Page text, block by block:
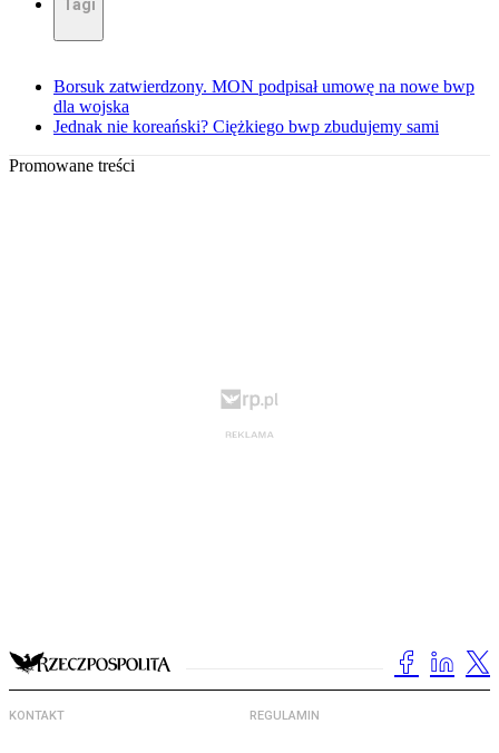
Tagi
Borsuk zatwierdzony. MON podpisał umowę na nowe bwp
dla wojska
Jednak nie koreański? Ciężkiego bwp zbudujemy sami
Promowane treści
KONTAKT REGULAMIN